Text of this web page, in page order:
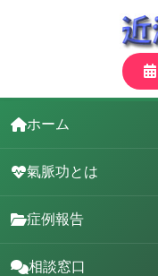
ホーム
氣脈功とは
症例報告
相談窓口